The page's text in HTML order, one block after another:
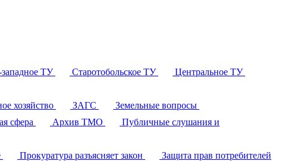
ТУ Старотобольское ТУ
Центральное ТУ
хозяйство ЗАГС
Земельные вопросы
сфера Архив ТМО
Публичные слушания и
Прокуратура разъясняет закон
Защита прав потребителей